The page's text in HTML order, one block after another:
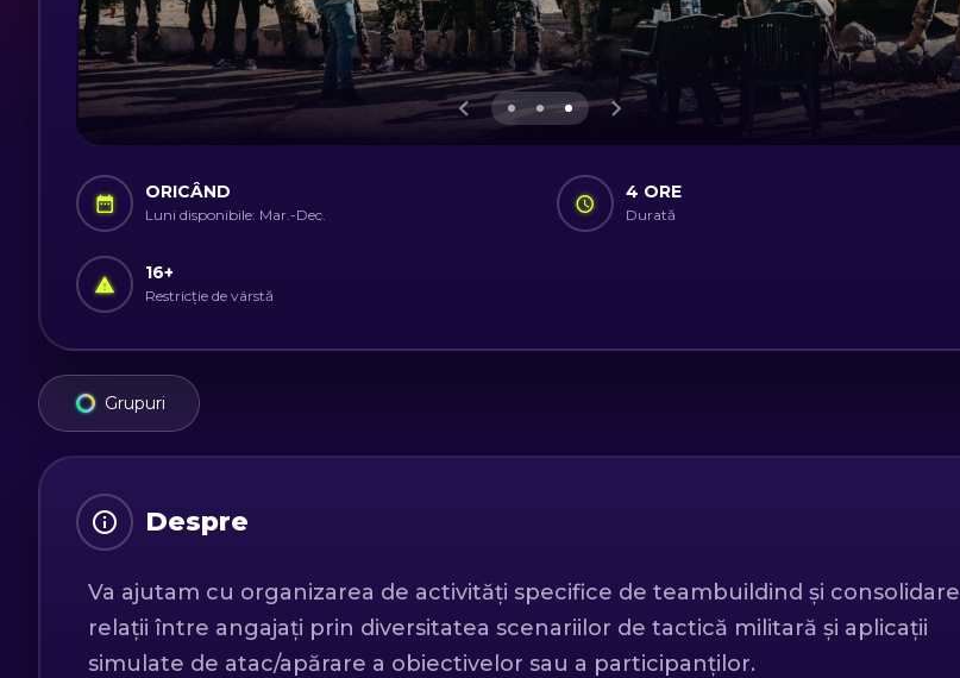
ORICÂND
Luni disponibile: Mar.-Dec.
4 ORE
Durată
16+
Restricție de vârstă
Grupuri
Despre
Va ajutam cu organizarea de activități specifice de teambuildind și consolidare
relații între angajați prin diversitatea scenariilor de tactică militară și aplicații
simulate de atac/apărare a obiectivelor sau a participanților.